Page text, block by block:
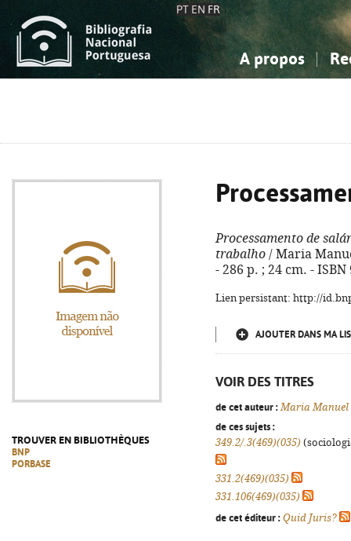
PT EN FR
A propos
TROUVER EN BIBLIOTHÈQUES
BNP
PORBASE
Processamento de
trabalho / Maria
- 286 p. ; 24 cm. - ISBN
Lien persistant: http://
AJOUTER DANS MA
VOIR DES TITRES
de cet auteur : Maria Manuel
de ces sujets :
349.2/.3(469)(035)
331.2(469)(035)
331.106(469)(035)
de cet éditeur : Quid Juris?